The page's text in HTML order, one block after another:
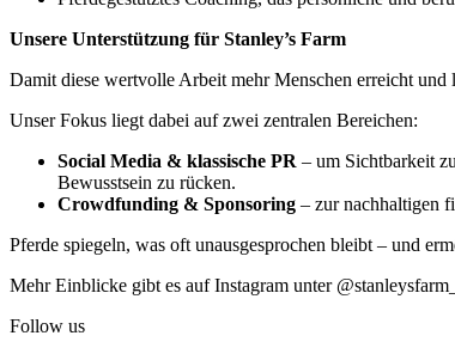
Unsere Unterstützung für Stanley’s Farm
Damit diese wertvolle Arbeit mehr Menschen erreicht
Unser Fokus liegt dabei auf zwei zentralen Bereichen:
Social Media & klassische PR – um Sichtbarkeit
Bewusstsein zu rücken.
Crowdfunding & Sponsoring – zur nachhaltigen
Pferde spiegeln, was oft unausgesprochen bleibt – und
Mehr Einblicke gibt es auf Instagram unter
Follow us